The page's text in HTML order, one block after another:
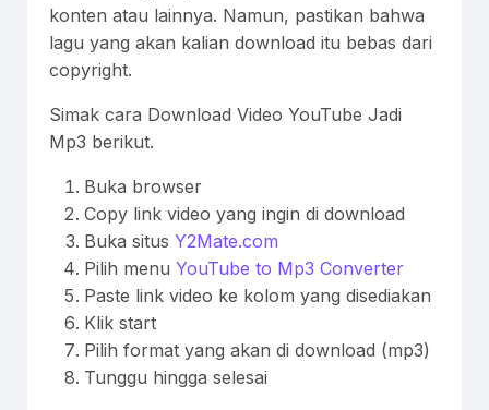
konten atau lainnya. Namun, pastikan bahwa
lagu yang akan kalian download itu bebas dari
copyright.
Simak cara Download Video YouTube Jadi
Mp3 berikut.
Buka browser
Copy link video yang ingin di download
Buka situs Y2Mate.com
Pilih menu YouTube to Mp3 Converter
Paste link video ke kolom yang disediakan
Klik start
Pilih format yang akan di download (mp3)
Tunggu hingga selesai